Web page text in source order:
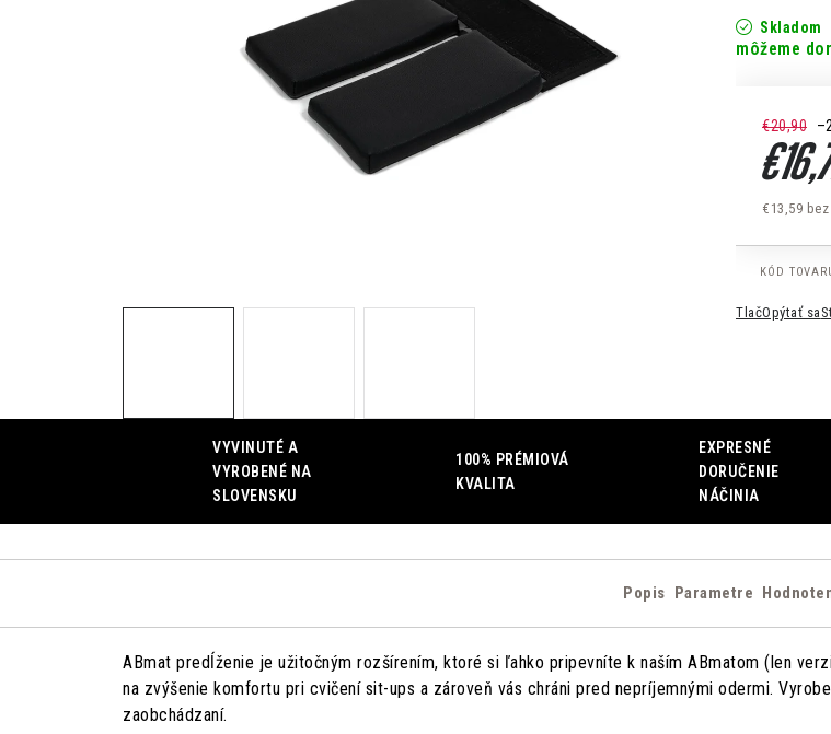
Skladom
€20,90
€13,59 bez
KÓD
TlačOpýtať sa
VYVINUTÉ A
VYROBENÉ NA
SLOVENSKU
100% PRÉMIOVÁ
KVALITA
EXPRESNÉ
DORUČENIE
NÁČINIA
Popis Parametre
ABmat predĺženie je užitočným rozšírením, ktoré si ľahko pripevníte k naším ABmatom (len
na zvýšenie komfortu pri cvičení sit-ups a zároveň vás chráni pred nepríjemnými odermi.
zaobchádzaní.